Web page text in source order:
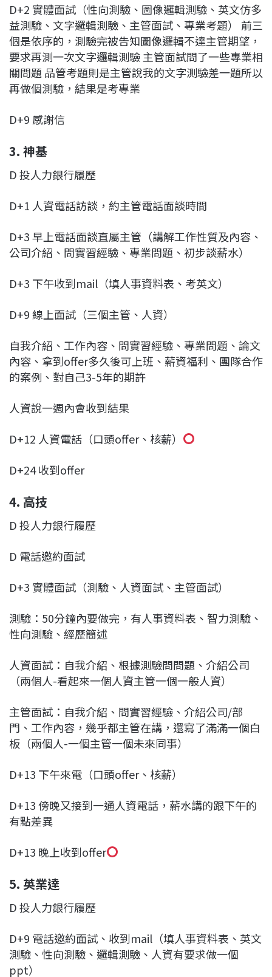
D+2 實體面試（性向測驗、圖像邏輯測驗、英文仿多
益測驗、文字邏輯測驗、主管面試、專業考題） 前三
個是依序的，測驗完被告知圖像邏輯不達主管期望，
要求再測一次文字邏輯測驗 主管面試問了一些專業相
關問題 品管考題則是主管說我的文字測驗差一題所以
再做個測驗，結果是考專業
D+9 感謝信
3. 神基
D 投人力銀行履歷
D+1 人資電話訪談，約主管電話面談時間
D+3 早上電話面談直屬主管（講解工作性質及內容、
公司介紹、問實習經驗、專業問題、初步談薪水）
D+3 下午收到mail（填人事資料表、考英文）
D+9 線上面試（三個主管、人資）
自我介紹、工作內容、問實習經驗、專業問題、論文
內容、拿到offer多久後可上班、薪資福利、團隊合作
的案例、對自己3-5年的期許
人資說一週內會收到結果
D+12 人資電話（口頭offer、核薪）
D+24 收到offer
4. 高技
D 投人力銀行履歷
D 電話邀約面試
D+3 實體面試（測驗、人資面試、主管面試）
測驗：50分鐘內要做完，有人事資料表、智力測驗、
性向測驗、經歷簡述
人資面試：自我介紹、根據測驗問問題、介紹公司
（兩個人-看起來一個人資主管一個一般人資）
主管面試：自我介紹、問實習經驗、介紹公司/部
門、工作內容，幾乎都主管在講，還寫了滿滿一個白
板（兩個人-一個主管一個未來同事）
D+13 下午來電（口頭offer、核薪）
D+13 傍晚又接到一通人資電話，薪水講的跟下午的
有點差異
D+13 晚上收到offer
5. 英業達
D 投人力銀行履歷
D+9 電話邀約面試、收到mail（填人事資料表、英文
測驗、性向測驗、邏輯測驗、人資有要求做一個
ppt）